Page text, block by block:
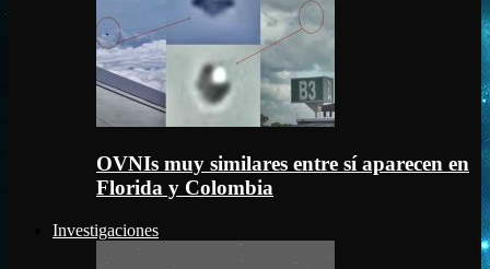
OVNIs muy similares entre sí aparecen en
Florida y Colombia
Investigaciones